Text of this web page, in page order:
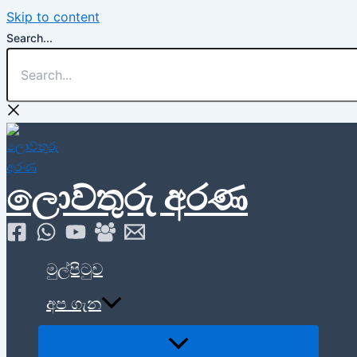
Skip to content
Search...
ලොව්තුරු අරණ
මුල්පිටුව
අප ගැන